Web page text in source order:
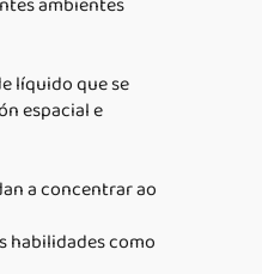
líquido que se
espacial e
a concentrar ao
habilidades como